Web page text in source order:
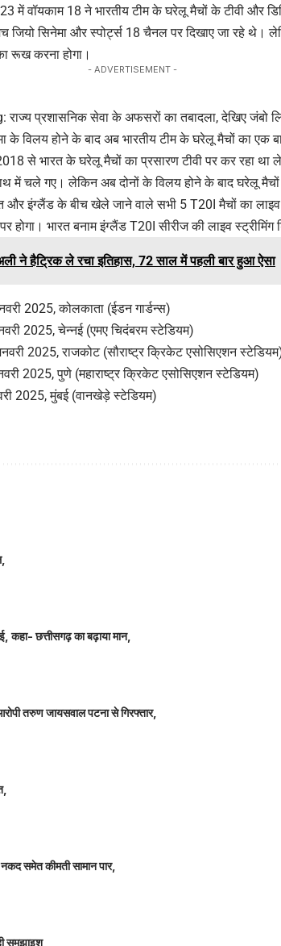
में वॉयकाम 18 ने भारतीय टीम के घरेलू मैचों के टीवी और
जियो सिनेमा और स्पोर्ट्स 18 चैनल पर दिखाए जा रहे थे।
रूख करना होगा।
- ADVERTISEMENT -
प्रशासनिक सेवा के अफसरों का तबादला, देखिए जंबो
के विलय होने के बाद अब भारतीय टीम के घरेलू मैचों का एक
2018 से भारत के घरेलू मैचों का प्रसारण टीवी पर कर रहा
में चले गए। लेकिन अब दोनों के विलय होने के बाद घरेलू मैचों
और इंग्लैंड के बीच खेले जाने वाले सभी 5 T20I मैचों का लाइव
होगा। भारत बनाम इंग्लैंड T20I सीरीज की लाइव स्ट्रीमिंग
ने हैट्रिक ले रचा इतिहास, 72 साल में पहली बार हुआ ऐसा
2025, कोलकाता (ईडन गार्डन्स)
2025, चेन्नई (एमए चिदंबरम स्टेडियम)
2025, राजकोट (सौराष्ट्र क्रिकेट एसोसिएशन
2025, पुणे (महाराष्ट्र क्रिकेट एसोसिएशन स्टेडियम)
2025, मुंबई (वानखेड़े स्टेडियम)
कहा- छत्तीसगढ़ का बढ़ाया मान,
तरुण जायसवाल पटना से गिरफ्तार,
समेत कीमती सामान पार,
समझाइश,